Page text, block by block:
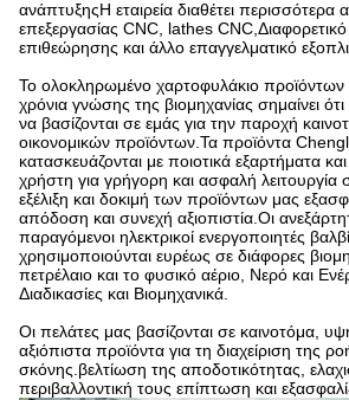
ανάπτυξηςΗ εταιρεία διαθέτει περισσότερα
επεξεργασίας CNC, lathes
επιθεώρησης και άλλο επαγγελματικό
Το ολοκληρωμένο χαρτοφυλάκιο
χρόνια γνώσης της βιομηχανίας σημαίνει
να βασίζονται σε εμάς για την παροχή
οικονομικών προϊόντων.Τα προϊόντα
κατασκευάζονται με ποιοτικά εξαρτήματα
χρήστη για γρήγορη και ασφαλή
εξέλιξη και δοκιμή των προϊόντων μας
απόδοση και συνεχή αξιοπιστία.Οι
παραγόμενοι ηλεκτρικοί ενεργοποιητές
χρησιμοποιούνται ευρέως σε διάφορες
πετρέλαιο και το φυσικό αέριο, Νερό και
Διαδικασίες και Βιομηχανικά.
Οι πελάτες μας βασίζονται σε καινοτόμα,
αξιόπιστα προϊόντα για τη διαχείριση της
σκόνης.βελτίωση της αποδοτικότητας,
περιβαλλοντική τους επίπτωση και